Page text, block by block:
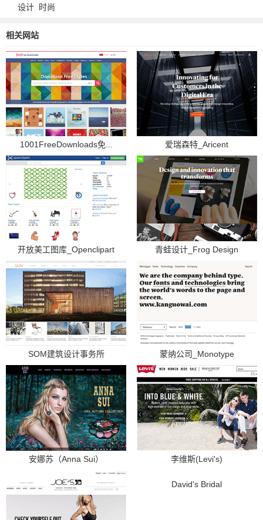
设计 时尚
相关网站
1001FreeDownloads免... 爱瑞森特_Aricent
开放美工图库_Openclipart 青蛙设计_Frog Design
SOM建筑设计事务所 蒙纳公司_Monotype
安娜苏（Anna Sui） 李维斯(Levi's)
David's Bridal